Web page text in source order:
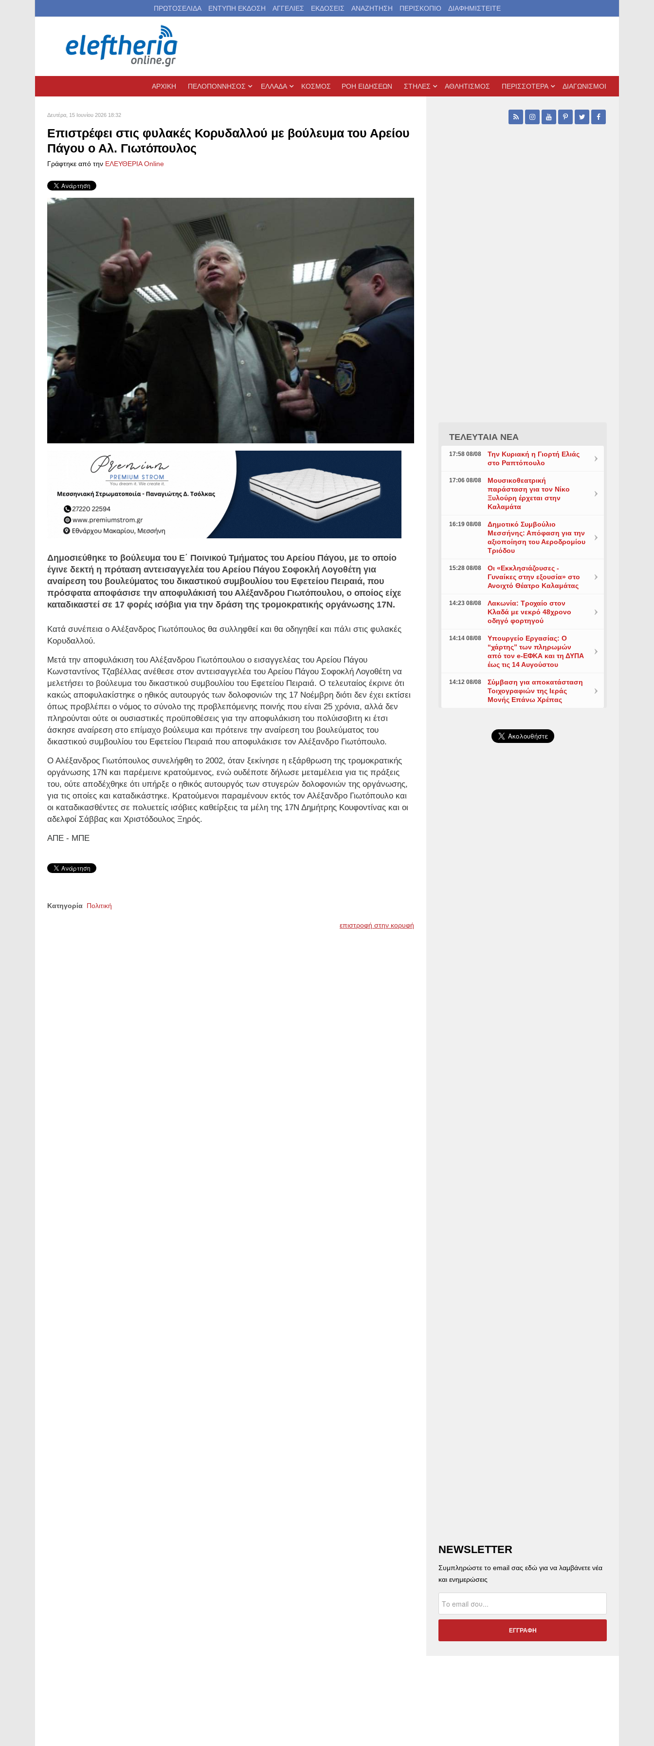
ΠΡΩΤΟΣΕΛΙΔΑ ΕΝΤΥΠΗ ΕΚΔΟΣΗ ΑΓΓΕΛΙΕΣ ΕΚΔΟΣΕΙΣ ΑΝΑΖΗΤΗΣΗ ΠΕΡΙΣΚΟΠΙΟ ΔΙΑΦΗΜΙΣΤΕΙΤΕ
ΑΡΧΙΚΗ ΠΕΛΟΠΟΝΝΗΣΟΣ ΕΛΛΑΔΑ ΚΟΣΜΟΣ ΡΟΗ ΕΙΔΗΣΕΩΝ ΣΤΗΛΕΣ ΑΘΛΗΤΙΣΜΟΣ ΠΕΡΙΣΣΟΤΕΡΑ ΔΙΑΓΩΝΙΣΜΟΙ
Δευτέρα, 15 Ιουνίου 2026 18:32
Eπιστρέφει στις φυλακές Κορυδαλλού με βούλευμα του Αρείου
Πάγου ο Αλ. Γιωτόπουλος
Γράφτηκε από την ΕΛΕΥΘΕΡΙΑ Online
Δημοσιεύθηκε το βούλευμα του Ε΄ Ποινικού Τμήματος του Αρείου Πάγου, με το οποίο
έγινε δεκτή η πρόταση αντεισαγγελέα του Αρείου Πάγου Σοφοκλή Λογοθέτη για
αναίρεση του βουλεύματος του δικαστικού συμβουλίου του Εφετείου Πειραιά, που
πρόσφατα αποφάσισε την αποφυλάκισή του Αλέξανδρου Γιωτόπουλου, ο οποίος είχε
καταδικαστεί σε 17 φορές ισόβια για την δράση της τρομοκρατικής οργάνωσης 17Ν.
Κατά συνέπεια ο Αλέξανδρος Γιωτόπουλος θα συλληφθεί και θα οδηγηθεί και πάλι στις φυλακές
Κορυδαλλού.
Μετά την αποφυλάκιση του Αλέξανδρου Γιωτόπουλου ο εισαγγελέας του Αρείου Πάγου
Κωνσταντίνος Τζαβέλλας ανέθεσε στον αντεισαγγελέα του Αρείου Πάγου Σοφοκλή Λογοθέτη να
μελετήσει το βούλευμα του δικαστικού συμβουλίου του Εφετείου Πειραιά. Ο τελευταίος έκρινε ότι
κακώς αποφυλακίστηκε ο ηθικός αυτουργός των δολοφονιών της 17 Νοέμβρη διότι δεν έχει εκτίσει
όπως προβλέπει ο νόμος το σύνολο της προβλεπόμενης ποινής που είναι 25 χρόνια, αλλά δεν
πληρούνται ούτε οι ουσιαστικές προϋποθέσεις για την αποφυλάκιση του πολύισοβιτη κι έτσι
άσκησε αναίρεση στο επίμαχο βούλευμα και πρότεινε την αναίρεση του βουλεύματος του
δικαστικού συμβουλίου του Εφετείου Πειραιά που αποφυλάκισε τον Αλέξανδρο Γιωτόπουλο.
Ο Αλέξανδρος Γιωτόπουλος συνελήφθη το 2002, όταν ξεκίνησε η εξάρθρωση της τρομοκρατικής
οργάνωσης 17Ν και παρέμεινε κρατούμενος, ενώ ουδέποτε δήλωσε μεταμέλεια για τις πράξεις
του, ούτε αποδέχθηκε ότι υπήρξε ο ηθικός αυτουργός των στυγερών δολοφονιών της οργάνωσης,
για τις οποίες και καταδικάστηκε. Κρατούμενοι παραμένουν εκτός τον Αλέξανδρο Γιωτόπουλο και
οι καταδικασθέντες σε πολυετείς ισόβιες καθείρξεις τα μέλη της 17Ν Δημήτρης Κουφοντίνας και οι
αδελφοί Σάββας και Χριστόδουλος Ξηρός.
ΑΠΕ - ΜΠΕ
Κατηγορία Πολιτική
επιστροφή στην κορυφή
ΤΕΛΕΥΤΑΙΑ ΝΕΑ
17:58 08/08
Την Κυριακή η Γιορτή Ελιάς
στο Ραπτόπουλο
17:06 08/08
Μουσικοθεατρική
παράσταση για τον Νίκο
Ξυλούρη έρχεται στην
Καλαμάτα
16:19 08/08
Δημοτικό Συμβούλιο
Μεσσήνης: Απόφαση για την
αξιοποίηση του Αεροδρομίου
Τριόδου
15:28 08/08
Οι «Εκκλησιάζουσες -
Γυναίκες στην εξουσία» στο
Ανοιχτό Θέατρο Καλαμάτας
14:23 08/08
Λακωνία: Τροχαίο στον
Κλαδά με νεκρό 48χρονο
οδηγό φορτηγού
14:14 08/08
Υπουργείο Εργασίας: Ο
“χάρτης” των πληρωμών
από τον e-ΕΦΚΑ και τη ΔΥΠΑ
έως τις 14 Αυγούστου
14:12 08/08
Σύμβαση για αποκατάσταση
Τοιχογραφιών της Ιεράς
Μονής Επάνω Χρέπας
NEWSLETTER
Συμπληρώστε το email σας εδώ για να λαμβάνετε νέα
και ενημερώσεις